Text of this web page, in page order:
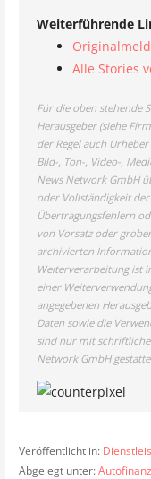
Weiterführende
Alle Stories
Für die oben stehende
Herausgeber (siehe
der Regel auch
Bild-, Ton-, Video-,
News Network GmbH
oder Vollständigkeit
Übertragungsfehlern
von Vorsatz oder
archivierten
Weiterverarbeitung ist
einer
angegebenen
Daten sowie die
sind nur mit
Network GmbH
Veröffentlicht in:
Abgelegt unter: